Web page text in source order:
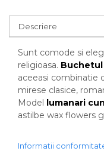
Descriere
Sunt comode si
religioasa.
aceeasi combinatie
mirese clasice,
Model lumanari
astilbe wax flowers
Informatii